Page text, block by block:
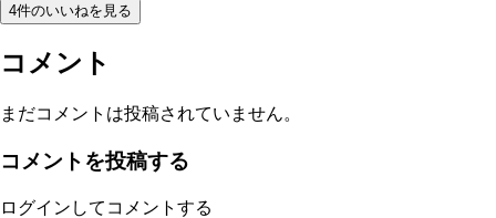
4件のいいねを見る
コメント
まだコメントは投稿されていません。
コメントを投稿する
ログインしてコメントする